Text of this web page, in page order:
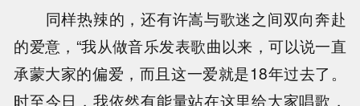
同样热辣的，还有许嵩与歌迷之间双向奔赴
的爱意，“我从做音乐发表歌曲以来，可以说一直
承蒙大家的偏爱，而且这一爱就是18年过去了。
时至今日，我依然有能量站在这里给大家唱歌，